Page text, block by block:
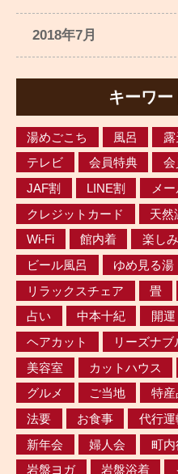
2018年7月
キーワ
湯めごこち 風呂
テレビ
会員特典 会
JAF割
LINE割 メ
クレジットカード
天然
Wi-Fi
館内着 楽し
ビール風呂
ゆめ見る湯
リラックスチェア
畳
占い
中本十紀 開運
ヘアカット
リーズナブ
美容室
カットハウス
グルメ
ご当地 特産
法要
お食事 代行運
新年会
婦人会 町内
岩盤ヨガ
岩盤浴着